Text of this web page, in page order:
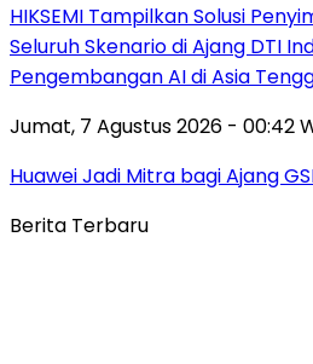
HIKSEMI Tampilkan Solusi
Seluruh Skenario di Ajang DTI
Pengembangan AI di Asia
Jumat, 7 Agustus 2026 - 00:42
Huawei Jadi Mitra bagi Ajang
Berita Terbaru